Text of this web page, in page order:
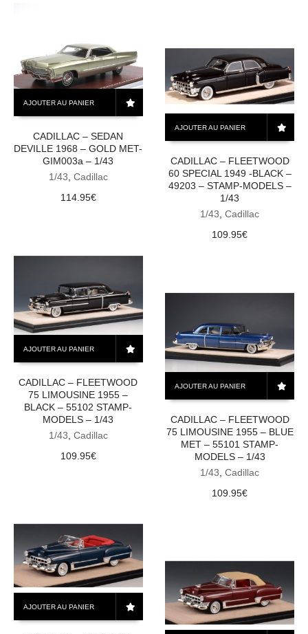
AJOUTER AU PANIER
CADILLAC – SEDAN
DEVILLE 1968 – GOLD MET-
GIM003a – 1/43
1/43 Cadillac
114.95€
AJOUTER AU PANIER
CADILLAC – FLEETWOOD
60 SPECIAL 1949 -BLACK –
49203 – STAMP-MODELS –
1/43
1/43 ,Cadillac
109.95€
AJOUTER AU PANIER
CADILLAC – FLEETWOOD
75 LIMOUSINE 1955 –
BLACK – 55102 STAMP-
MODELS – 1/43
1/43 Cadillac
109.95€
AJOUTER AU PANIER
CADILLAC – FLEETWOOD
75 LIMOUSINE 1955 – BLUE
MET – 55101 STAMP-
MODELS – 1/43
1/43 ,Cadillac
109.95€
AJOUTER AU PANIER